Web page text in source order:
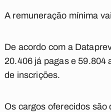
A remuneração mínima
De acordo com a
20.406 já pagas e 59.804
de inscrições.
Os cargos oferecidos